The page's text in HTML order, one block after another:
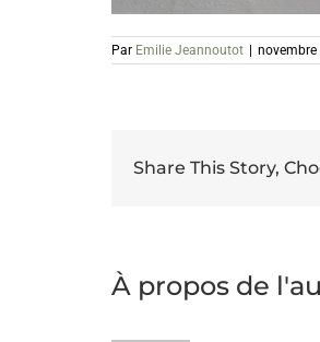
Par Emilie Jeannoutot novembre
Share This Story,
À propos de